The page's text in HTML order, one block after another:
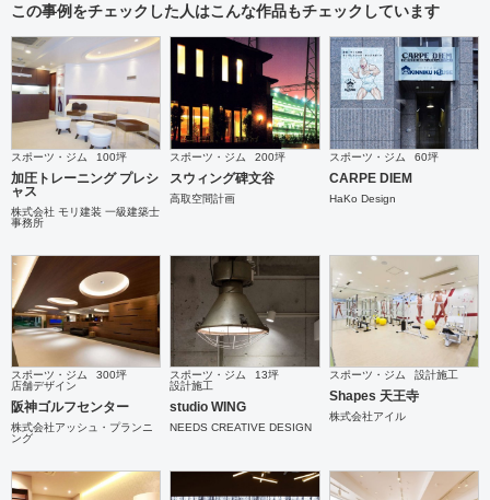
この事例をチェックした人はこんな作品もチェックしています
スポーツ・ジム 100坪
加圧トレーニング プレシ
ャス
株式会社 モリ建装 一級建築士
事務所
スポーツ・ジム 200坪
スウィング碑文谷
高取空間計画
スポーツ・ジム 60坪
CARPE DIEM
HaKo Design
スポーツ・ジム
300坪
店舗デザイン
阪神ゴルフセンター
株式会社アッシュ・プランニ
ング
スポーツ・ジム
13坪
設計施工
studio WING
NEEDS CREATIVE DESIGN
スポーツ・ジム 設計施工
Shapes 天王寺
株式会社アイル